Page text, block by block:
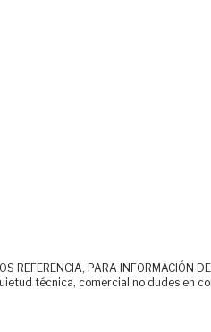
REFERENCIA, PARA
técnica, comercial no dudes en